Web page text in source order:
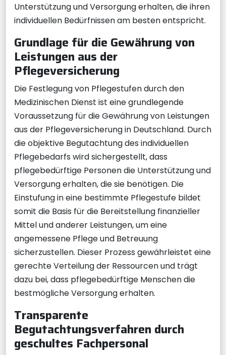
Unterstützung und Versorgung erhalten, die ihren
individuellen Bedürfnissen am besten entspricht.
Grundlage für die Gewährung von
Leistungen aus der
Pflegeversicherung
Die Festlegung von Pflegestufen durch den
Medizinischen Dienst ist eine grundlegende
Voraussetzung für die Gewährung von Leistungen
aus der Pflegeversicherung in Deutschland. Durch
die objektive Begutachtung des individuellen
Pflegebedarfs wird sichergestellt, dass
pflegebedürftige Personen die Unterstützung und
Versorgung erhalten, die sie benötigen. Die
Einstufung in eine bestimmte Pflegestufe bildet
somit die Basis für die Bereitstellung finanzieller
Mittel und anderer Leistungen, um eine
angemessene Pflege und Betreuung
sicherzustellen. Dieser Prozess gewährleistet eine
gerechte Verteilung der Ressourcen und trägt
dazu bei, dass pflegebedürftige Menschen die
bestmögliche Versorgung erhalten.
Transparente
Begutachtungsverfahren durch
geschultes Fachpersonal